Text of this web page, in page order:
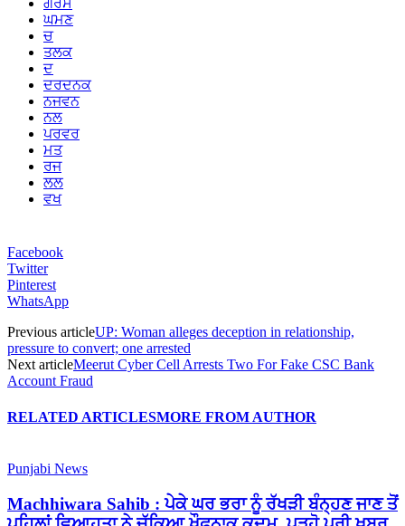
ਗਰਸ
ਘਮਣ
ਚ
ਤਲਕ
ਦ
ਦਰਦਨਕ
ਨਜਵਨ
ਨਲ
ਪਰਵਰ
ਮਤ
ਰਜ
ਲਲ
ਵਖ
Facebook
Twitter
Pinterest
WhatsApp
Previous articleUP: Woman alleges deception in relationship,
pressure to convert; one arrested
Next articleMeerut Cyber Cell Arrests Two For Fake CSC Bank
Account Fraud
RELATED ARTICLESMORE FROM AUTHOR
Punjabi News
Machhiwara Sahib : ਪੇਕੇ ਘਰ ਭਰਾ ਨੂੰ ਰੱਖੜੀ ਬੰਨ੍ਹਣ ਜਾਣ ਤੋਂ